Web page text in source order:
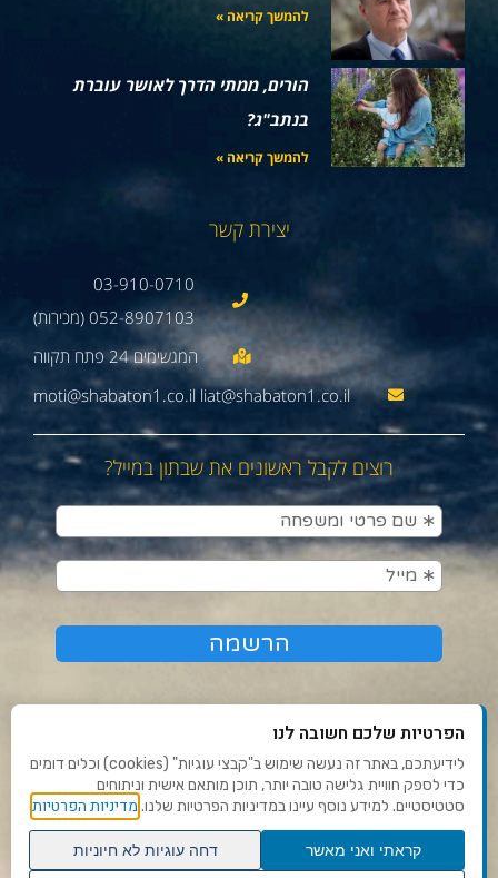
להמשך קריאה »
הורים, ממתי הדרך לאושר עוברת
בנתב"ג?
להמשך קריאה »
יצירת קשר
03-910-0710
052-8907103 (מכירות)
moti@shabaton1.co.il liat@shabaton1.co.il
רוצים לקבל ראשונים את שבתון במייל?
תנאי שימוש ומדיניות פרטיות
פנו אלינו
הצהרת נגישות
הפרטיות שלכם חשובה לנו
לידיעתכם, באתר זה נעשה שימוש ב"קבצי עוגיות" (cookies) וכלים דומים
כדי לספק חוויית גלישה טובה יותר, תוכן מותאם אישית וניתוחים
סטטיסטיים. למידע נוסף עיינו במדיניות הפרטיות שלנו. מדיניות הפרטיות
קראתי ואני מאשר דחה עוגיות לא חיוניות